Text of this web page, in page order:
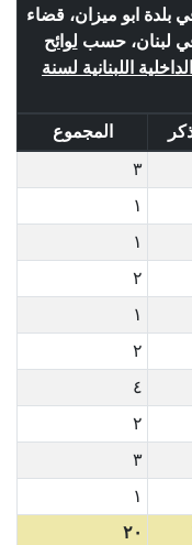
بلدة ابو ميزان، قضاء
لبنان، حسب لوائح
اللبنانية لسنة
المجموع
٣
١
١
٢
١
٢
٤
٢
٣
١
٢٠